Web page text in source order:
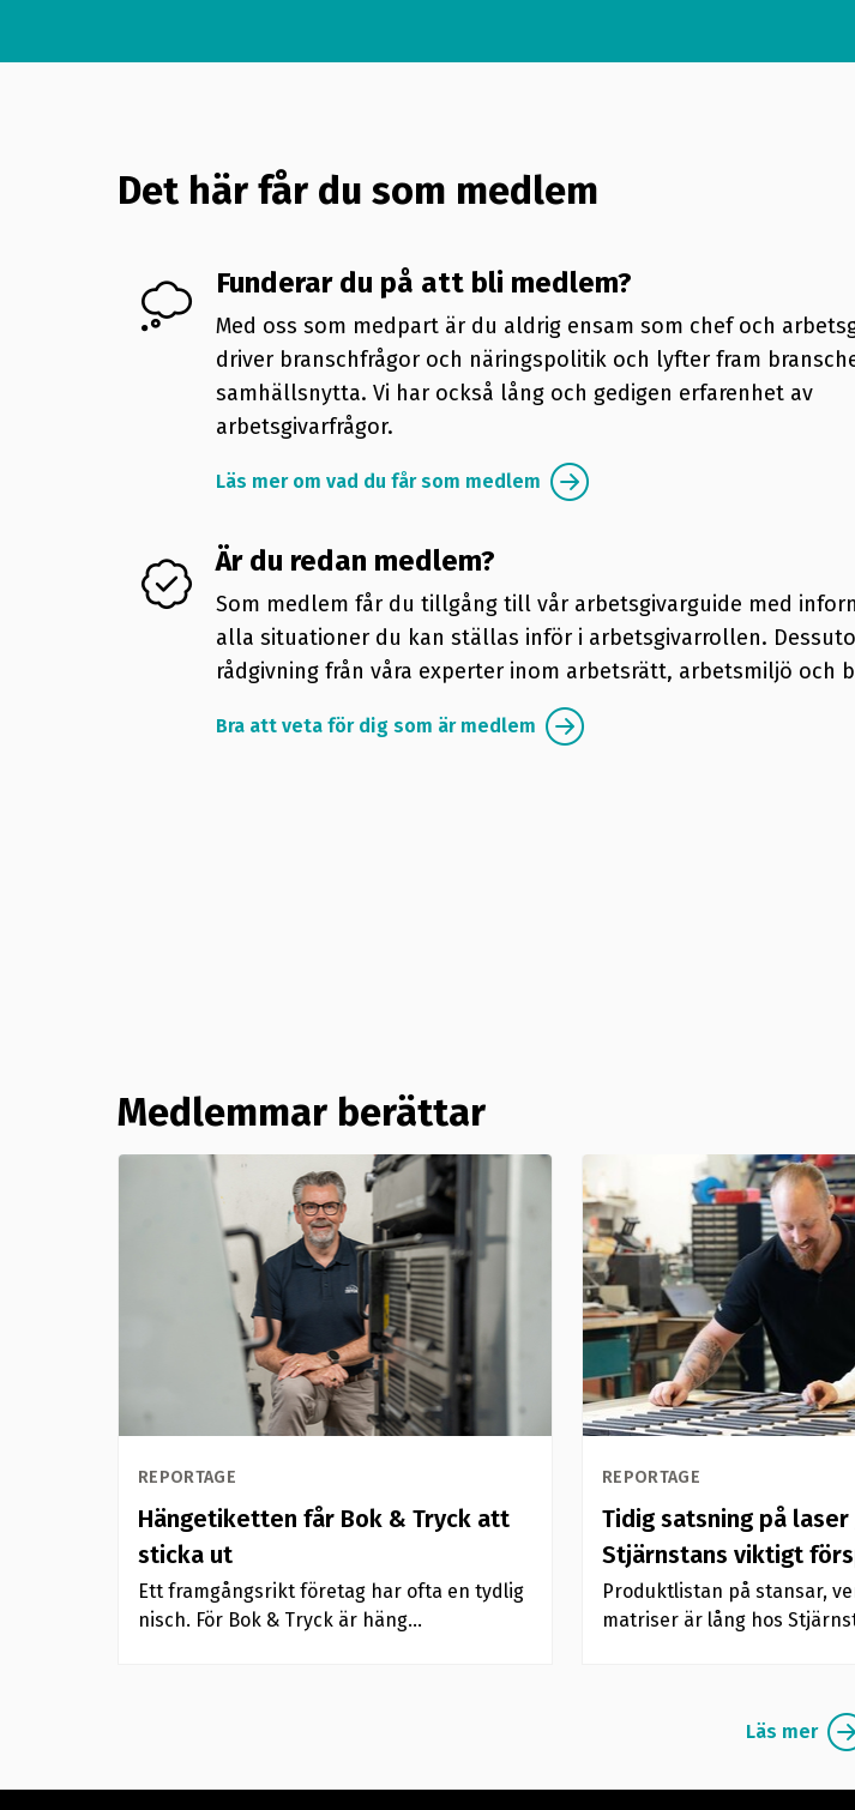
Det här får du som medlem
Funderar du på att bli medlem?
Med oss som medpart är du aldrig ensam som chef och
driver branschfrågor och näringspolitik och lyfter fram
samhällsnytta. Vi har också lång och gedigen erfarenhet av
arbetsgivarfrågor.
Läs mer om vad du får som medlem
Är du redan medlem?
Som medlem får du tillgång till vår arbetsgivarguide med
alla situationer du kan ställas inför i arbetsgivarrollen.
rådgivning från våra experter inom arbetsrätt, arbetsmiljö och
Bra att veta för dig som är medlem
Medlemmar berättar
REPORTAGE
Hängetiketten får Bok & Tryck att
sticka ut
Ett framgångsrikt företag har ofta en tydlig
nisch. För Bok & Tryck är häng...
REPORTAGE
Tidig satsning på laser
Stjärnstans viktigt
Produktlistan på stansar,
matriser är lång hos
Läs mer